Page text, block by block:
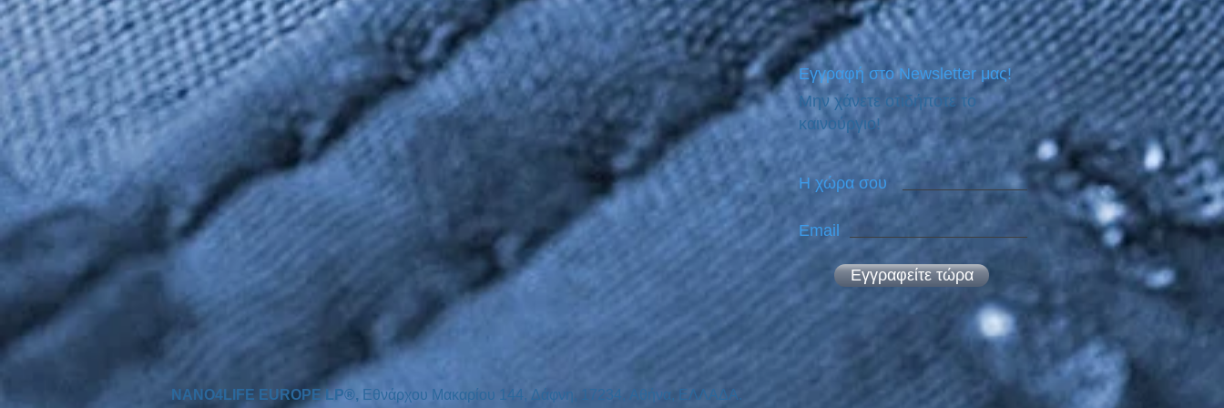
Εγγραφή στο Newsletter μας!
Μην χάνετε οτιδήποτε το
καινούργιο!
Η χώρα σου
Email
Εγγραφείτε τώρα
NANO4LIFE EUROPE LP®, Εθνάρχου Μακαρίου 144, Δάφνη, 17234, Αθήνα, ΕΛΛΑΔΑ.